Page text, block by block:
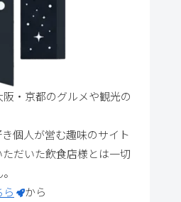
・京都のグルメや観光の
個人が営む趣味のサイト
だいた飲食店様とは一切
ら
から